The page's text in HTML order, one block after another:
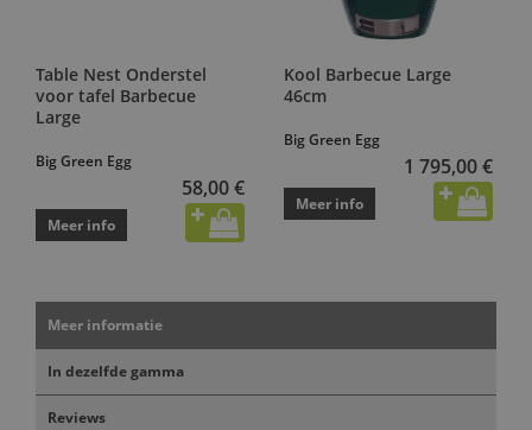
Table Nest Onderstel
voor tafel Barbecue
Large
Big Green Egg
58,00 €
Meer info
Kool Barbecue Large
46cm
Big Green Egg
1 795,00 €
Meer info
Meer informatie
In dezelfde gamma
Reviews